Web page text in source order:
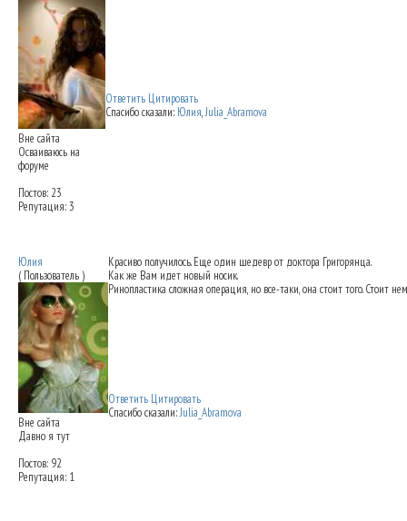
Вне сайта
Осваиваюсь на
форуме
Постов: 23
Репутация: 3
Ответить Цитировать
Спасибо сказали: Юлия,Julia_Abramova
Юлия
( Пользователь )
Вне сайта
Давно я тут
Постов: 92
Репутация: 1
Красиво получилось. Еще один шедевр от доктора Григорянца.
Как же Вам идет новый носик.
Ринопластика сложная операция, но все-таки, она стоит того. Стоит
Ответить Цитировать
Спасибо сказали:Julia_Abramova